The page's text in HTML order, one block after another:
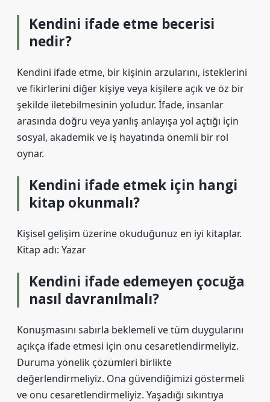
Kendini ifade etme becerisi
nedir?
Kendini ifade etme, bir kişinin arzularını, isteklerini
ve fikirlerini diğer kişiye veya kişilere açık ve öz bir
şekilde iletebilmesinin yoludur. İfade, insanlar
arasında doğru veya yanlış anlayışa yol açtığı için
sosyal, akademik ve iş hayatında önemli bir rol
oynar.
Kendini ifade etmek için hangi
kitap okunmalı?
Kişisel gelişim üzerine okuduğunuz en iyi kitaplar.
Kitap adı: Yazar
Kendini ifade edemeyen çocuğa
nasıl davranılmalı?
Konuşmasını sabırla beklemeli ve tüm duygularını
açıkça ifade etmesi için onu cesaretlendirmeliyiz.
Duruma yönelik çözümleri birlikte
değerlendirmeliyiz. Ona güvendiğimizi göstermeli
ve onu cesaretlendirmeliyiz. Yaşadığı sıkıntıya